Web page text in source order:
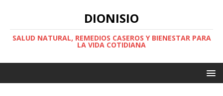
DIONISIO
SALUD NATURAL, REMEDIOS CASEROS Y BIENESTAR PARA
LA VIDA COTIDIANA